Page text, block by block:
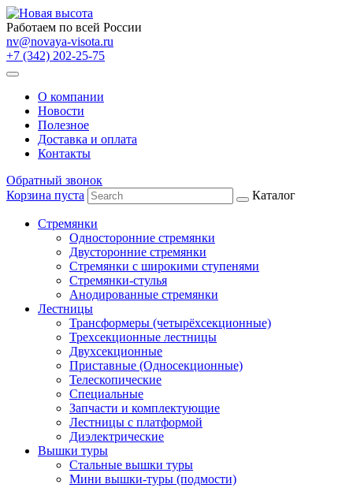
Работаем по всей России
nv@novaya-visota.ru
+7 (342) 202-25-75
О компании
Новости
Полезное
Доставка и оплата
Контакты
Обратный звонок
Корзина пуста
Каталог
Стремянки
Односторонние стремянки
Двусторонние стремянки
Стремянки с широкими ступенями
Стремянки-стулья
Анодированные стремянки
Лестницы
Трансформеры (четырёхсекционные)
Трехсекционные лестницы
Двухсекционные
Приставные (Односекционные)
Телескопические
Специальные
Запчасти и комплектующие
Лестницы с платформой
Диэлектрические
Вышки туры
Стальные вышки туры
Мини вышки-туры (подмости)